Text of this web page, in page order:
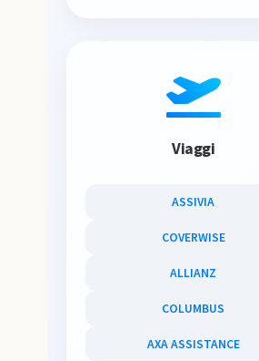
Viaggi
ASSIVIA
COVERWISE
ALLIANZ
COLUMBUS
AXA ASSISTANCE